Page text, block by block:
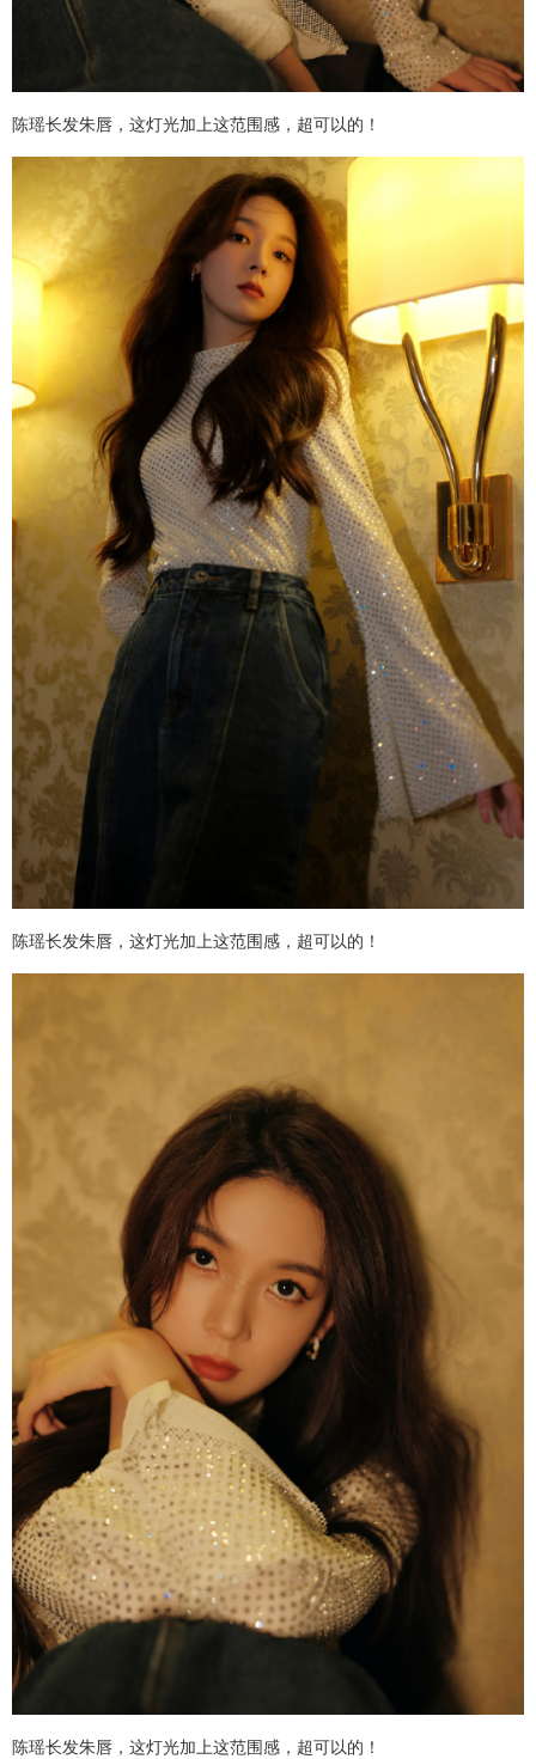
陈瑶长发朱唇，这灯光加上这范围感，超可以的！
陈瑶长发朱唇，这灯光加上这范围感，超可以的！
陈瑶长发朱唇，这灯光加上这范围感，超可以的！